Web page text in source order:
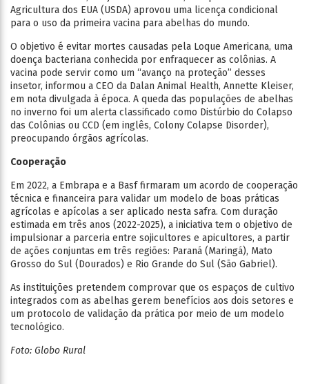
Agricultura dos EUA (USDA) aprovou uma licença condicional
para o uso da primeira vacina para abelhas do mundo.
O objetivo é evitar mortes causadas pela Loque Americana, uma
doença bacteriana conhecida por enfraquecer as colônias. A
vacina pode servir como um “avanço na proteção” desses
insetor, informou a CEO da Dalan Animal Health, Annette Kleiser,
em nota divulgada à época. A queda das populações de abelhas
no inverno foi um alerta classificado como Distúrbio do Colapso
das Colônias ou CCD (em inglês, Colony Colapse Disorder),
preocupando órgãos agrícolas.
Cooperação
Em 2022, a Embrapa e a Basf firmaram um acordo de cooperação
técnica e financeira para validar um modelo de boas práticas
agrícolas e apícolas a ser aplicado nesta safra. Com duração
estimada em três anos (2022-2025), a iniciativa tem o objetivo de
impulsionar a parceria entre sojicultores e apicultores, a partir
de ações conjuntas em três regiões: Paraná (Maringá), Mato
Grosso do Sul (Dourados) e Rio Grande do Sul (São Gabriel).
As instituições pretendem comprovar que os espaços de cultivo
integrados com as abelhas gerem benefícios aos dois setores e
um protocolo de validação da prática por meio de um modelo
tecnológico.
Foto: Globo Rural